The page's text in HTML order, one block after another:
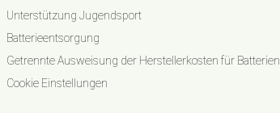
Unterstützung Jugendsport
Batterieentsorgung
Getrennte Ausweisung der Herstellerkosten für Batterien
Cookie Einstellungen